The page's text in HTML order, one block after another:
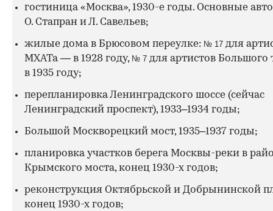
гостиница «Москва», 1930-е годы. Основные
О. Стапран и Л. Савельев;
жилые дома в Брюсовом переулке: № 17 для
МХАТа — в 1928 году, № 7 для артистов Большого
в 1935 году;
перепланировка Ленинградского шоссе (сейчас
Ленинградский проспект), 1933–1934 годы;
Большой Москворецкий мост, 1935–1937 годы;
планировка участков берега Москвы-реки в
Крымского моста, конец 1930-х годов;
реконструкция Октябрьской и Добрынинской
конец 1930-х годов;